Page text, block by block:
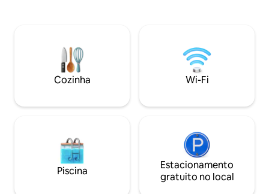
fogueira, vista panorâmica das
montanhas e do vale Cama king + sofá-
cama de tamanho completo Churrasco
Acessível para cadeirantes A 40 minutos
Cidade do Panamá.
Cozinha Wi-Fi
Piscina
Estacionamento
gratuito no local